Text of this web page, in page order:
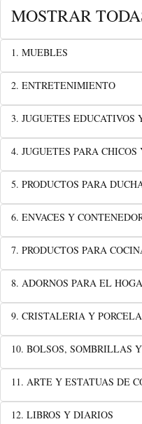
MOSTRAR
1. MUEBLES
2. ENTRETENIMIENTO
3. JUGUETES EDUCATIVOS
4. JUGUETES PARA CHICOS
5. PRODUCTOS PARA
6. ENVACES Y
7. PRODUCTOS PARA
8. ADORNOS PARA EL
9. CRISTALERIA Y
10. BOLSOS, SOMBRILLAS
11. ARTE Y ESTATUAS DE
12. LIBROS Y DIARIOS